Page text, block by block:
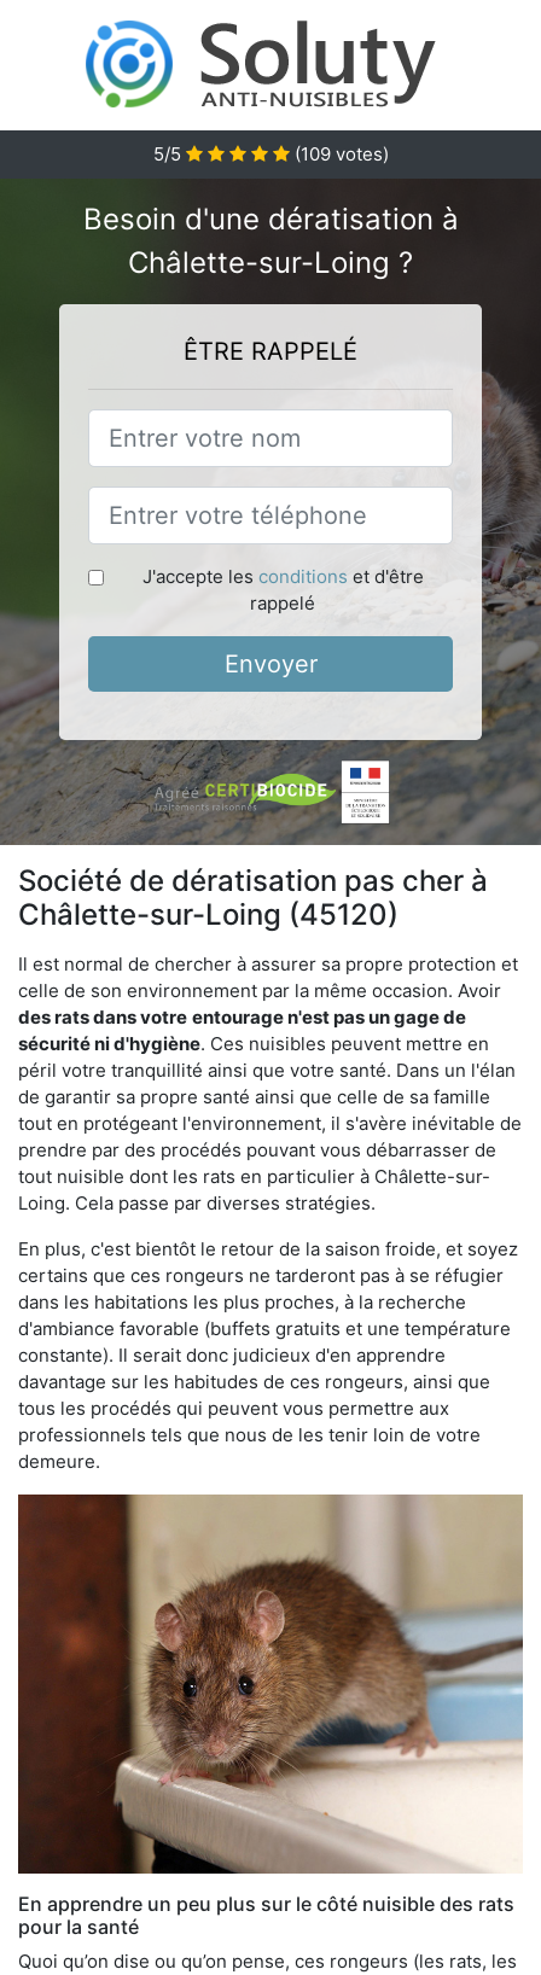
5/5 (109votes)
Besoin d'une dératisation à
Châlette-sur-Loing ?
ÊTRE RAPPELÉ
J'accepte les conditions et d'être
rappelé
Envoyer
Société de dératisation pas cher à
Châlette-sur-Loing (45120)
Il est normal de chercher à assurer sa propre protection et
celle de son environnement par la même occasion. Avoir
des rats dans votre entourage n'est pas un gage de
sécurité ni d'hygiène. Ces nuisibles peuvent mettre en
péril votre tranquillité ainsi que votre santé. Dans un l'élan
de garantir sa propre santé ainsi que celle de sa famille
tout en protégeant l'environnement, il s'avère inévitable de
prendre par des procédés pouvant vous débarrasser de
tout nuisible dont les rats en particulier à Châlette-sur-
Loing. Cela passe par diverses stratégies.
En plus, c'est bientôt le retour de la saison froide, et soyez
certains que ces rongeurs ne tarderont pas à se réfugier
dans les habitations les plus proches, à la recherche
d'ambiance favorable (buffets gratuits et une température
constante). Il serait donc judicieux d'en apprendre
davantage sur les habitudes de ces rongeurs, ainsi que
tous les procédés qui peuvent vous permettre aux
professionnels tels que nous de les tenir loin de votre
demeure.
En apprendre un peu plus sur le côté nuisible des rats
pour la santé
Quoi qu’on dise ou qu’on pense, ces rongeurs (les rats, les